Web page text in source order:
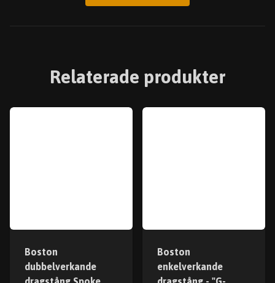
Relaterade produkter
Boston
dubbelverkande
Boston
enkelverkande